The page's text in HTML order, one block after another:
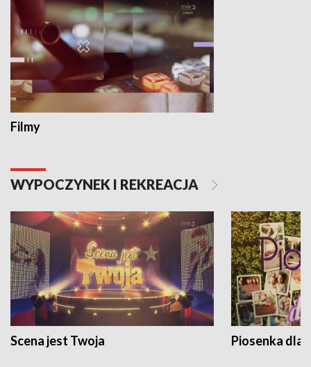
Filmy
WYPOCZYNEK I REKREACJA
Scena jest Twoja Piosenka dla